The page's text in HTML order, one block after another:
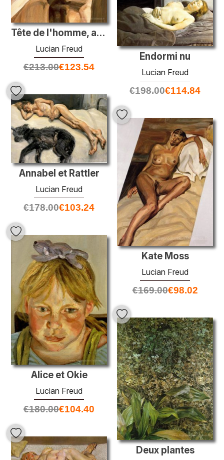
Tête de l'homme, autoportrait
Lucian Freud
€213.00€123.54
Endormi nu
Lucian Freud
€198.00€114.84
Annabel et Rattler
Lucian Freud
€178.00€103.24
Kate Moss
Lucian Freud
€169.00€98.02
Alice et Okie
Lucian Freud
€180.00€104.40
Deux plantes